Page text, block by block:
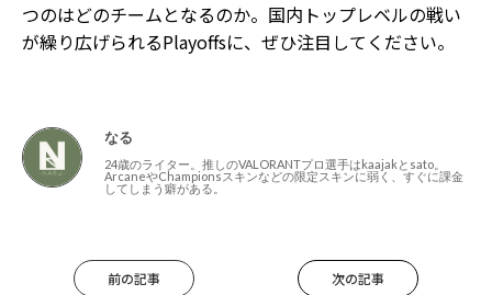
つのはどのチームとなるのか。国内トップレベルの戦い
が繰り広げられるPlayoffsに、ぜひ注目してください。
なる
24歳のライター。推しのVALORANTプロ選手はkaajakとsato。
ArcaneやChampionsスキンなどの限定スキンに弱く、すぐに課金
してしまう癖がある。
前の記事 次の記事